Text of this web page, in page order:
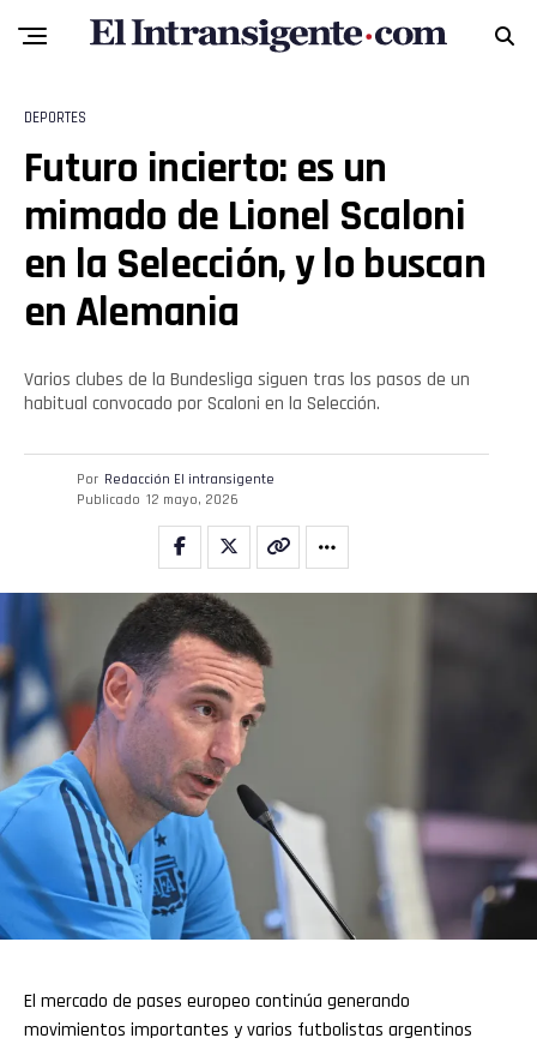
DEPORTES
Futuro incierto: es un
mimado de Lionel Scaloni
en la Selección, y lo buscan
en Alemania
Varios clubes de la Bundesliga siguen tras los pasos de un
habitual convocado por Scaloni en la Selección.
Por Redacción El intransigente
Publicado 12 mayo, 2026
El mercado de pases europeo continúa generando
movimientos importantes y varios futbolistas argentinos
Reddit
Pinterest
Whatsapp
Email